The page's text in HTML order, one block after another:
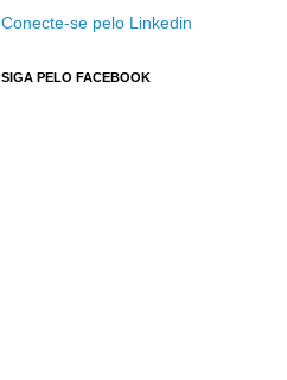
Conecte-se pelo Linkedin
SIGA PELO FACEBOOK